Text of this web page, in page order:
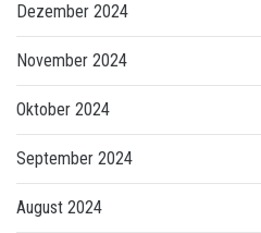
Dezember 2024
November 2024
Oktober 2024
September 2024
August 2024